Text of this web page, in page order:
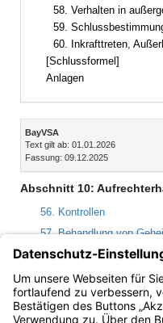
58. Verhalten in
59.
60. Inkrafttreten,
[Schlussformel]
Anlagen
Inhalt
BayVSA
Text gilt ab: 01.01.2026
Fassung: 09.12.2025
Abschnitt 10:
56. Kontrollen
57. Behandlung von
58. Verhalten in
59.
60. Inkrafttreten,